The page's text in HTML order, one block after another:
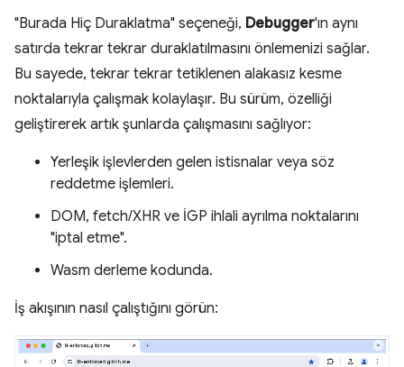
"Burada Hiç Duraklatma" seçeneği, Debugger'ın aynı
satırda tekrar tekrar duraklatılmasını önlemenizi sağlar.
Bu sayede, tekrar tekrar tetiklenen alakasız kesme
noktalarıyla çalışmak kolaylaşır. Bu sürüm, özelliği
geliştirerek artık şunlarda çalışmasını sağlıyor:
Yerleşik işlevlerden gelen istisnalar veya söz
reddetme işlemleri.
DOM, fetch/XHR ve İGP ihlali ayrılma noktalarını
"iptal etme".
Wasm derleme kodunda.
İş akışının nasıl çalıştığını görün: